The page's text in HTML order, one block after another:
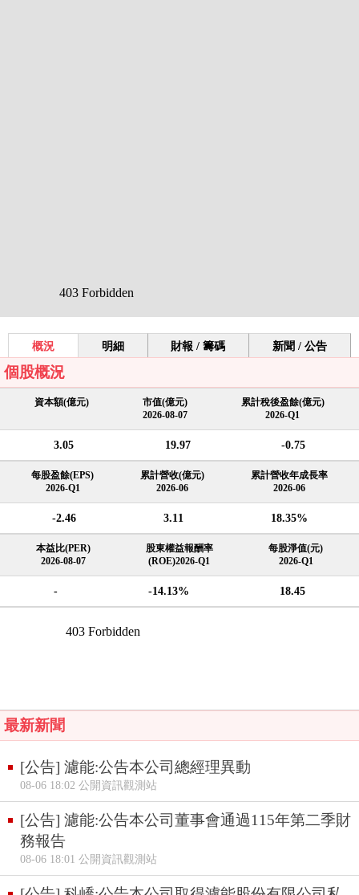
概況 明細 財報 / 籌碼 新聞 / 公告
個股概況
資本額(億元)
市值(億元)
2026-08-07
累計稅後盈餘(億元)
2026-Q1
3.05 19.97 -0.75
每股盈餘(EPS)
2026-Q1
累計營收(億元)
2026-06
累計營收年成長率
2026-06
-2.46 3.11 18.35%
本益比(PER)
2026-08-07
股東權益報酬率
(ROE)2026-Q1
每股淨值(元)
2026-Q1
- -14.13% 18.45
最新新聞
[公告] 濾能:公告本公司總經理異動
08-06 18:02 公開資訊觀測站
[公告] 濾能:公告本公司董事會通過115年第二季財
務報告
08-06 18:01 公開資訊觀測站